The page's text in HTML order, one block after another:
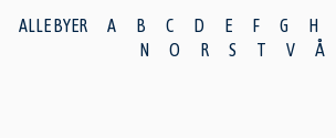
ALLE BYER
A B C D E F G H
N
O R S T V Å